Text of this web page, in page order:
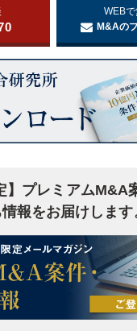
WEB
M&Aの
】プレミアムM&A
報をお届けします